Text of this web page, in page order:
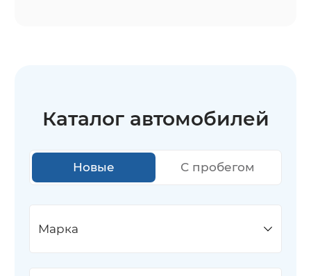
Каталог автомобилей
Новые С пробегом
Марка